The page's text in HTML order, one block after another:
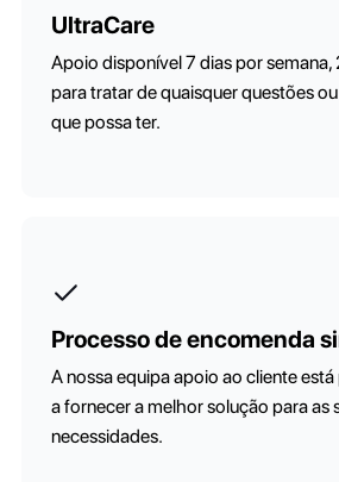
UltraCare
Apoio disponível 7 dias por
para tratar de quaisquer questões
que possa ter.
Processo de encomenda
A nossa equipa apoio ao cliente
a fornecer a melhor solução para as
necessidades.